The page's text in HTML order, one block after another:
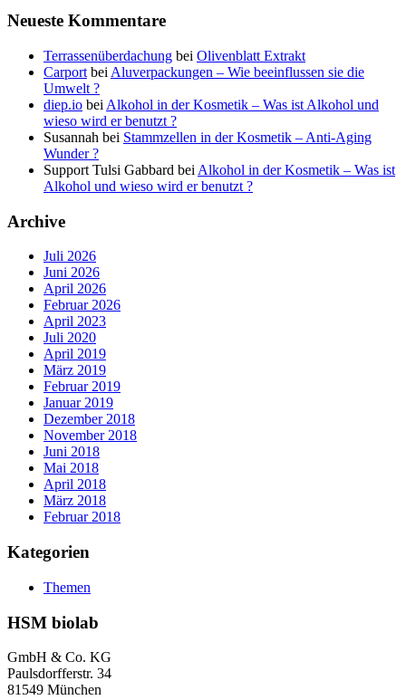
Neueste Kommentare
Terrassenüberdachung bei Olivenblatt Extrakt
Carport bei Aluverpackungen – Wie beeinflussen sie die
Umwelt ?
diep.io bei Alkohol in der Kosmetik – Was ist Alkohol und
wieso wird er benutzt ?
Susannah bei Stammzellen in der Kosmetik – Anti-Aging
Wunder ?
Support Tulsi Gabbard bei Alkohol in der Kosmetik – Was ist
Alkohol und wieso wird er benutzt ?
Archive
Juli 2026
Juni 2026
April 2026
Februar 2026
April 2023
Juli 2020
April 2019
März 2019
Februar 2019
Januar 2019
Dezember 2018
November 2018
Juni 2018
Mai 2018
April 2018
März 2018
Februar 2018
Kategorien
Themen
HSM biolab
GmbH & Co. KG
Paulsdorfferstr. 34
81549 München